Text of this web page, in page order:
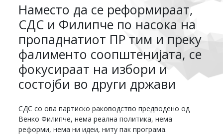
Наместо да се реформираат,
СДС и Филипче по насока на
пропаднатиот ПР тим и преку
фалименто соопштенијата, се
фокусираат на избори и
состојби во други држави
СДС со ова партиско раководство предводено од
Венко Филипче, нема реална политика, нема
реформи, нема ни идеи, ниту пак програма.